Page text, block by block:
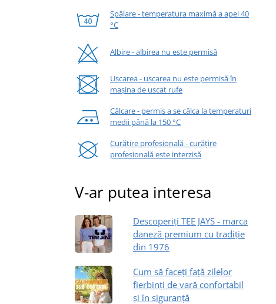
Spălare - temperatura maximă a apei 40
°C
Albire - albirea nu este permisă
Uscarea - uscarea nu este permisă în
mașina de uscat rufe
Călcare - permis a se călca la temperaturi
medii până la 150 °C
Curățire profesională - curățire
profesională este interzisă
V-ar putea interesa
Descoperiți TEE JAYS - marca
daneză premium cu tradiție
din 1976
Cum să faceți față zilelor
fierbinți de vară confortabil
și în siguranță